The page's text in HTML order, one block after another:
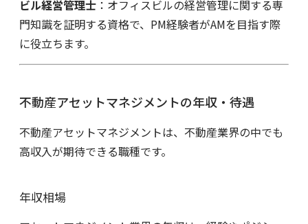
ビル経営管理士 ：オフィスビルの経営管理に関する専
門知識を証明する資格で、PM経験者がAMを目指す際
に役立ちます。
不動産アセットマネジメントの年収・待遇
不動産アセットマネジメントは、不動産業界の中でも
高収入が期待できる職種です。
年収相場